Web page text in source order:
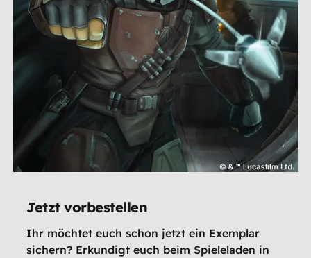
Jetzt vorbestellen
Ihr möchtet euch schon jetzt ein Exemplar
sichern? Erkundigt euch beim Spieleladen in